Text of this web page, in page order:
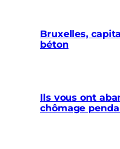
Bruxelles,
béton
Ils vous ont
chômage